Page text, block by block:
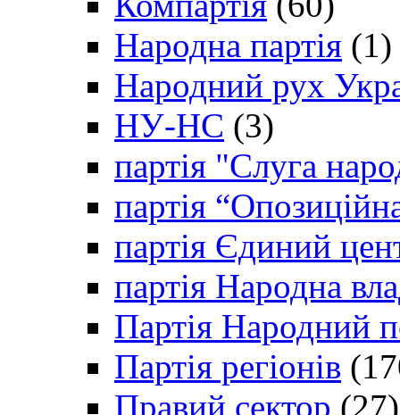
Народна партія (1)
Народний рух
НУ-НС (3)
партія "Слуга
партія
партія Єдиний
партія Народна
Партія Народний
Партія регіонів
Правий сектор (27)